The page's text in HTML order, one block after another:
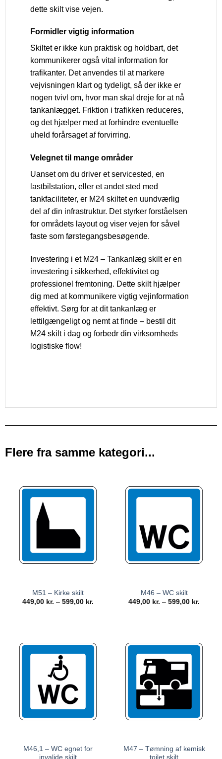
dette skilt vise vejen.
Formidler vigtig information
Skiltet er ikke kun praktisk og holdbart, det
kommunikerer også vital information for
trafikanter. Det anvendes til at markere
vejvisningen klart og tydeligt, så der ikke er
nogen tvivl om, hvor man skal dreje for at nå
tankanlægget. Friktion i trafikken reduceres,
og det hjælper med at forhindre eventuelle
uheld forårsaget af forvirring.
Velegnet til mange områder
Uanset om du driver et servicested, en
lastbilstation, eller et andet sted med
tankfaciliteter, er M24 skiltet en uundværlig
del af din infrastruktur. Det styrker forståelsen
for områdets layout og viser vejen for såvel
faste som førstegangsbesøgende.
Investering i et M24 – Tankanlæg skilt er en
investering i sikkerhed, effektivitet og
professionel fremtoning. Dette skilt hjælper
dig med at kommunikere vigtig vejinformation
effektivt. Sørg for at dit tankanlæg er
lettilgængeligt og nemt at finde – bestil dit
M24 skilt i dag og forbedr din virksomheds
logistiske flow!
Flere fra samme kategori...
M51 – Kirke skilt
449,00 kr. – 599,00 kr.
M46 – WC skilt
449,00 kr. – 599,00 kr.
M46,1 – WC egnet for
invalide skilt
M47 – Tømning af kemisk
toilet skilt